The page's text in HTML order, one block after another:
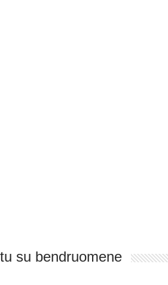
su bendruomene